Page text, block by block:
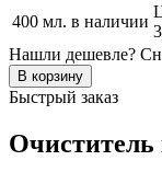
400 мл. в наличии
Нашли дешевле?
Быстрый заказ
Очиститель